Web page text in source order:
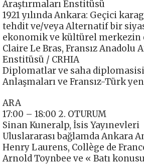
Araştırmaları Enstitüsü
1921 yılında Ankara: Geçici
tehdit ve/veya Alternatif bir
ekonomik ve kültürel merkezin
Claire Le Bras, Fransız Anadolu
Enstitüsü / CRHIA
Diplomatlar ve saha
Anlaşmaları ve Fransız-Türk
ARA
17:00 – 18:00 2. OTURUM
Sinan Kuneralp, İsis Yayınevleri
Uluslararası bağlamda Ankara
Henry Laurens, Collège de
Arnold Toynbee ve « Batı